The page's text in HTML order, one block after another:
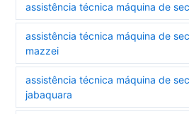
assistência técnica máquina de
assistência técnica máquina de
mazzei
assistência técnica máquina de
jabaquara